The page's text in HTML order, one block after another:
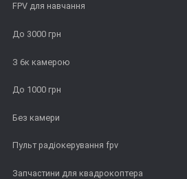
FPV для навчання
До 3000 грн
З 6к камерою
До 1000 грн
Без камери
Пульт радіокерування fpv
Запчастини для квадрокоптера